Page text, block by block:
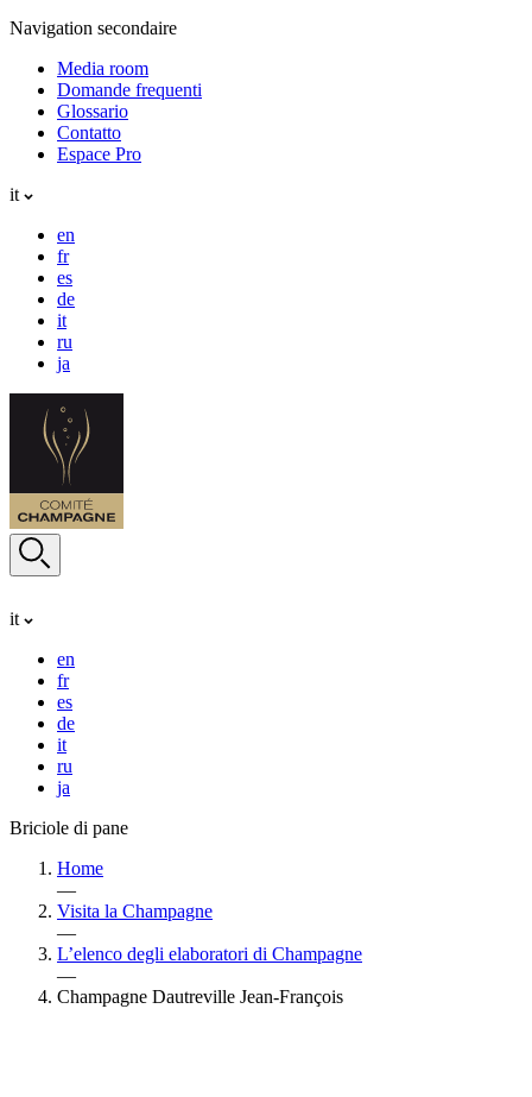
Navigation secondaire
Media room
Domande frequenti
Glossario
Contatto
Espace Pro
it
en
fr
es
de
it
ru
ja
it
en
fr
es
de
it
ru
ja
Briciole di pane
Home
—
Visita la Champagne
—
L’elenco degli elaboratori di Champagne
—
Champagne Dautreville Jean-François